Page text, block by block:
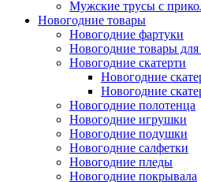
Мужские трусы с
Новогодние товары
Новогодние фартуки
Новогодние товары
Новогодние скатерти
Новогодние
Новогодние
Новогодние полотенца
Новогодние игрушки
Новогодние подушки
Новогодние салфетки
Новогодние пледы
Новогодние покрывала